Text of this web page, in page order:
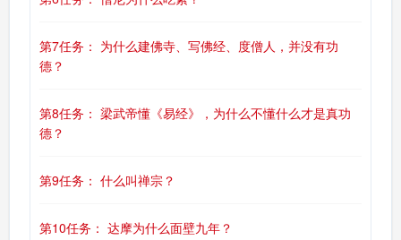
第7任务： 为什么建佛寺、写佛经、度僧人，并没有功
德？
第8任务： 梁武帝懂《易经》，为什么不懂什么才是真功
德？
第9任务： 什么叫禅宗？
第10任务： 达摩为什么面壁九年？